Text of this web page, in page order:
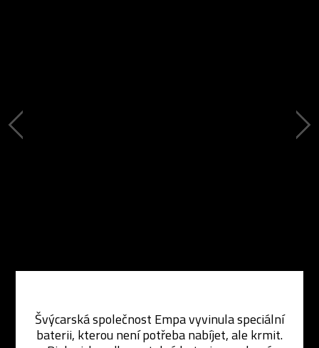
Švýcarská společnost Empa vyvinula speciální
baterii, kterou není potřeba nabíjet, ale krmit.